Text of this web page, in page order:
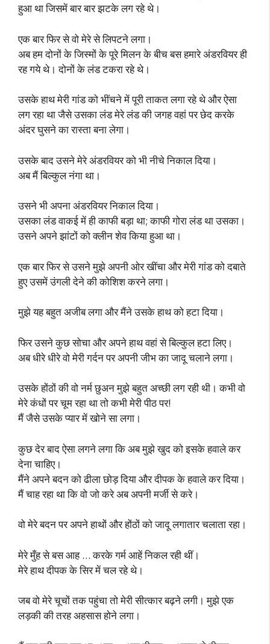
हुआ था जिसमें बार बार झटके लग रहे थे।
एक बार फिर से वो मेरे से लिपटने लगा।
अब हम दोनों के जिस्मों के पूरे मिलन के बीच बस हमारे अंडरवियर ही
रह गये थे। दोनों के लंड टकरा रहे थे।
उसके हाथ मेरी गांड को भींचने में पूरी ताकत लगा रहे थे और ऐसा
लग रहा था जैसे उसका लंड मेरे लंड की जगह वहां पर छेद करके
अंदर घुसने का रास्ता बना लेगा।
उसके बाद उसने मेरे अंडरवियर को भी नीचे निकाल दिया।
अब मैं बिल्कुल नंगा था।
उसने भी अपना अंडरवियर निकाल दिया।
उसका लंड वाकई में ही काफी बड़ा था; काफी गोरा लंड था उसका।
उसने अपने झांटों को क्लीन शेव किया हुआ था।
एक बार फिर से उसने मुझे अपनी ओर खींचा और मेरी गांड को दबाते
हुए उसमें उंगली देने की कोशिश करने लगा।
मुझे यह बहुत अजीब लगा और मैंने उसके हाथ को हटा दिया।
फिर उसने कुछ सोचा और अपने हाथ वहां से बिल्कुल हटा लिए।
अब धीरे धीरे वो मेरी गर्दन पर अपनी जीभ का जादू चलाने लगा।
उसके होंठों की वो नर्म छुअन मुझे बहुत अच्छी लग रही थी। कभी वो
मेरे कंधों पर चूम रहा था तो कभी मेरी पीठ पर!
मैं जैसे उसके प्यार में खोने सा लगा।
कुछ देर बाद ऐसा लगने लगा कि अब मुझे खुद को इसके हवाले कर
देना चाहिए।
मैंने अपने बदन को ढीला छोड़ दिया और दीपक के हवाले कर दिया।
मैं चाह रहा था कि वो जो करे अब अपनी मर्जी से करे।
वो मेरे बदन पर अपने हाथों और होंठों को जादू लगातार चलाता रहा।
मेरे मुँह से बस आह … करके गर्म आहें निकल रही थीं।
मेरे हाथ दीपक के सिर में चल रहे थे।
जब वो मेरे चूचों तक पहुंचा तो मेरी सीत्कार बढ़ने लगी। मुझे एक
लड़की की तरह अहसास होने लगा।